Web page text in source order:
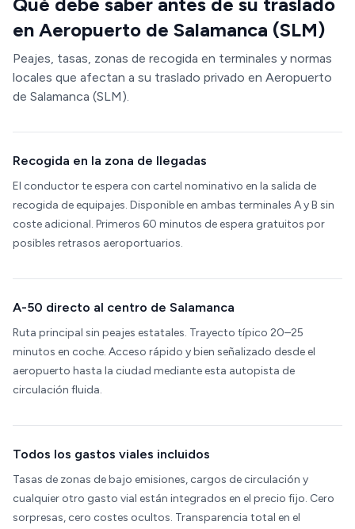
en Aeropuerto de Salamanca (SLM)
Peajes, tasas, zonas de recogida en terminales y normas
locales que afectan a su traslado privado en Aeropuerto
de Salamanca (SLM).
Recogida en la zona de llegadas
El conductor te espera con cartel nominativo en la salida de
recogida de equipajes. Disponible en ambas terminales A y B sin
coste adicional. Primeros 60 minutos de espera gratuitos por
posibles retrasos aeroportuarios.
A-50 directo al centro de Salamanca
Ruta principal sin peajes estatales. Trayecto típico 20–25
minutos en coche. Acceso rápido y bien señalizado desde el
aeropuerto hasta la ciudad mediante esta autopista de
circulación fluida.
Todos los gastos viales incluidos
Tasas de zonas de bajo emisiones, cargos de circulación y
cualquier otro gasto vial están integrados en el precio fijo. Cero
sorpresas, cero costes ocultos. Transparencia total en el